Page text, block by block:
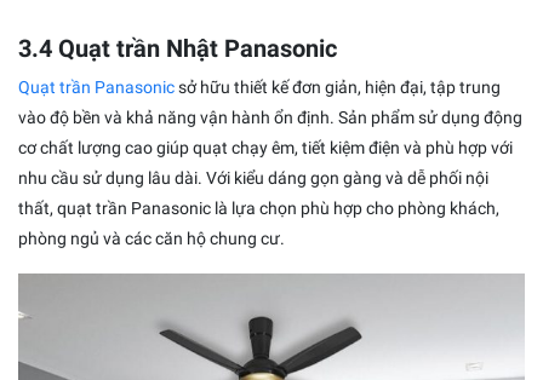
3.4 Quạt trần Nhật Panasonic
Quạt trần Panasonicsở hữu thiết kế đơn giản, hiện đại, tập trung
vào độ bền và khả năng vận hành ổn định. Sản phẩm sử dụng động
cơ chất lượng cao giúp quạt chạy êm, tiết kiệm điện và phù hợp với
nhu cầu sử dụng lâu dài. Với kiểu dáng gọn gàng và dễ phối nội
thất, quạt trần Panasonic là lựa chọn phù hợp cho phòng khách,
phòng ngủ và các căn hộ chung cư.